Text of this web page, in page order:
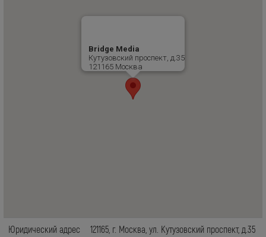
Bridge Media
Кутузовский проспект, д.35
121165 Москва
Юридический адрес 121165, г. Москва, ул. Кутузовский проспект, д.35